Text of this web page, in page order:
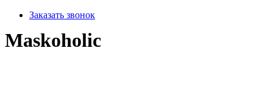
Заказать звонок
Maskoholic